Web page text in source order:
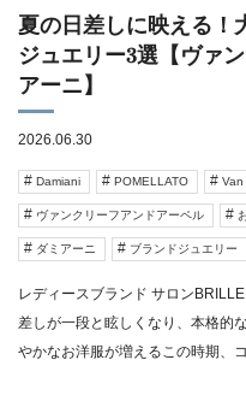
夏の日差しに映える
ジュエリー3選【ヴァ
アーニ】
2026.06.30
Damiani POMELLATO Van
ヴァンクリーフアンドアーペル
ダミアーニ ブランドジュエリー
レディースブランド サロン
差しが一段と眩しくなり、本格的
やかなお洋服が増えるこの時期、